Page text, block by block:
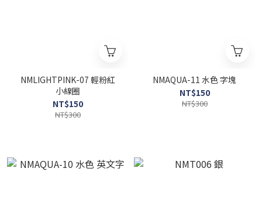
NMLIGHTPINK-07 輕粉紅
小線圈
NT$150
NT$300
NMAQUA-11 水色 字塊
NT$150
NT$300